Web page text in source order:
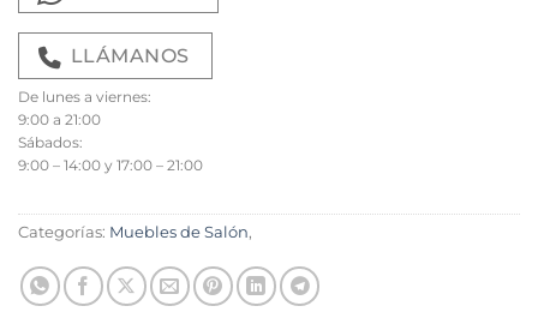
LLÁMANOS
De lunes a viernes:
9:00 a 21:00
Sábados:
9:00 – 14:00 y 17:00 – 21:00
Categorías: Muebles de Salón,